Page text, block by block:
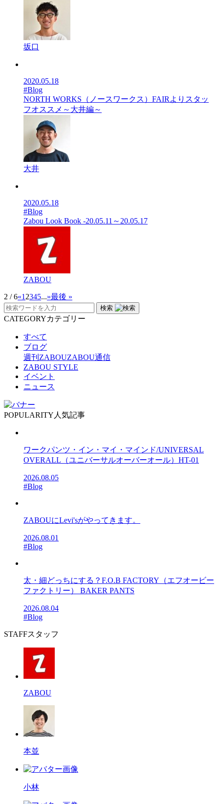
坂口
2020.05.18
#Blog
NORTH WORKS（ノースワークス）FAIRよりスタッ
フオススメ～大井編～
大井
2020.05.18
#Blog
Zabou Look Book -20.05.11～20.05.17
ZABOU
2 / 6«1 2345...»最後 »
検索
CATEGORYカテゴリー
すべて
ブログ
週刊ZABOUZABOU通信
ZABOU STYLE
イベント
ニュース
POPULARITY 人気記事
ワークパンツ・イン・マイ・マインド/UNIVERSAL
OVERALL（ユニバーサルオーバーオール）HT-01
2026.08.05
#Blog
ZABOUにLevi'sがやってきます。
2026.08.01
#Blog
太・細どっちにする？F.O.B FACTORY（エフオービー
ファクトリー） BAKER PANTS
2026.08.04
#Blog
STAFFスタッフ
ZABOU
本並
小林